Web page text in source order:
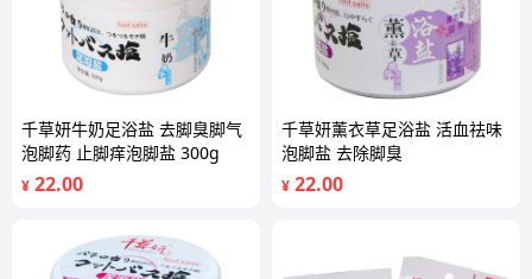
千草妍牛奶足浴盐 去脚臭脚气
泡脚药 止脚痒泡脚盐 300g
¥ 22.00
千草妍薰衣草足浴盐 活血祛味
泡脚盐 去除脚臭
¥ 22.00